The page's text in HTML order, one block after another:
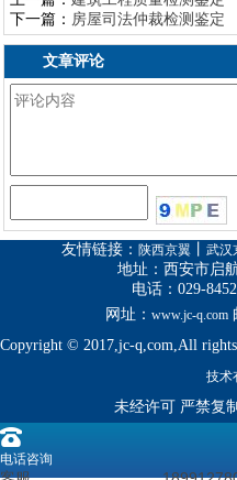
下一篇： 房屋司法仲裁检测鉴定
文章评论
友情链接 ： 陕西京翼 武汉
地址：西安市启
电话：029-
网址： www.jc-q.com
Copyright © 2017,jc-q,com,All
技术
未经许可 严禁复制
󰇯
电话咨询